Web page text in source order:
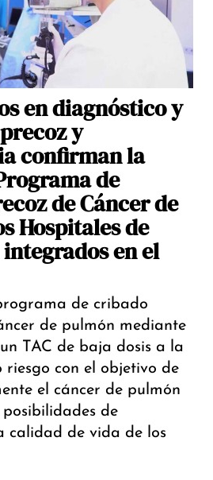
en diagnóstico y
y
confirman la
de
de Cáncer de
Hospitales de
en el
de cribado
de pulmón mediante
TAC de baja dosis a la
con el objetivo de
el cáncer de pulmón
de
calidad de vida de los